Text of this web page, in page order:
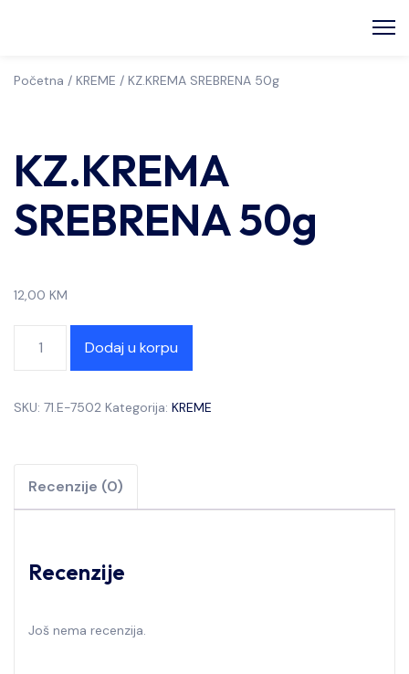
Početna / KREME / KZ.KREMA SREBRENA 50g
KZ.KREMA
SREBRENA 50g
12,00 KM
Dodaj u korpu
SKU: 71.E-7502 Kategorija: KREME
Recenzije (0)
Recenzije
Još nema recenzija.